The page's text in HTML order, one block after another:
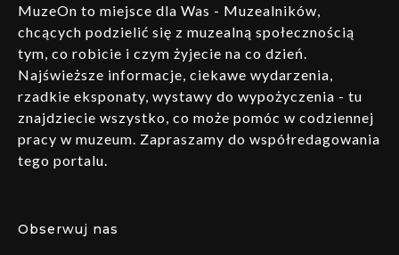
MuzeOn to miejsce dla Was - Muzealników,
chcących podzielić się z muzealną społecznością
tym, co robicie i czym żyjecie na co dzień.
Najświeższe informacje, ciekawe wydarzenia,
rzadkie eksponaty, wystawy do wypożyczenia - tu
znajdziecie wszystko, co może pomóc w codziennej
pracy w muzeum. Zapraszamy do współredagowania
tego portalu.
Obserwuj nas